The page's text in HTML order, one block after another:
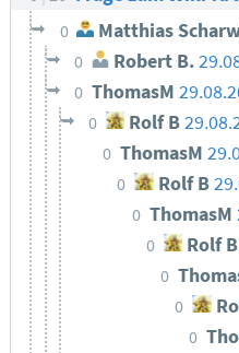
0 Matthias
0 Robert B.
0 ThomasM
0 Rolf B
0 ThomasM
0 Rolf B
0 ThomasM
0 Rolf B
0
0
0